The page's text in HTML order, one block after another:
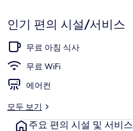
기
인기 편의 시설/서비스
무료 아침 식사
무료 WiFi
에어컨
모두 보기
주요 편의 시설 및 서비스